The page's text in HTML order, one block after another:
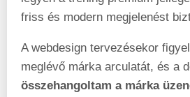
friss és modern megjelenést
A webdesign tervezésekor
meglévő márka arculatát, és a
összehangoltam a márka